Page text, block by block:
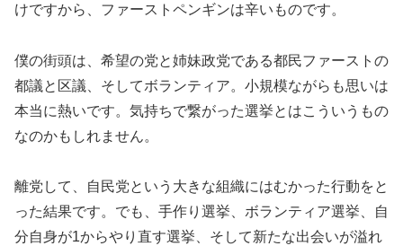
けですから、ファーストペンギンは辛いものです。
僕の街頭は、希望の党と姉妹政党である都民ファーストの
都議と区議、そしてボランティア。小規模ながらも思いは
本当に熱いです。気持ちで繋がった選挙とはこういうもの
なのかもしれません。
離党して、自民党という大きな組織にはむかった行動をと
った結果です。でも、手作り選挙、ボランティア選挙、自
分自身が1からやり直す選挙、そして新たな出会いが溢れ